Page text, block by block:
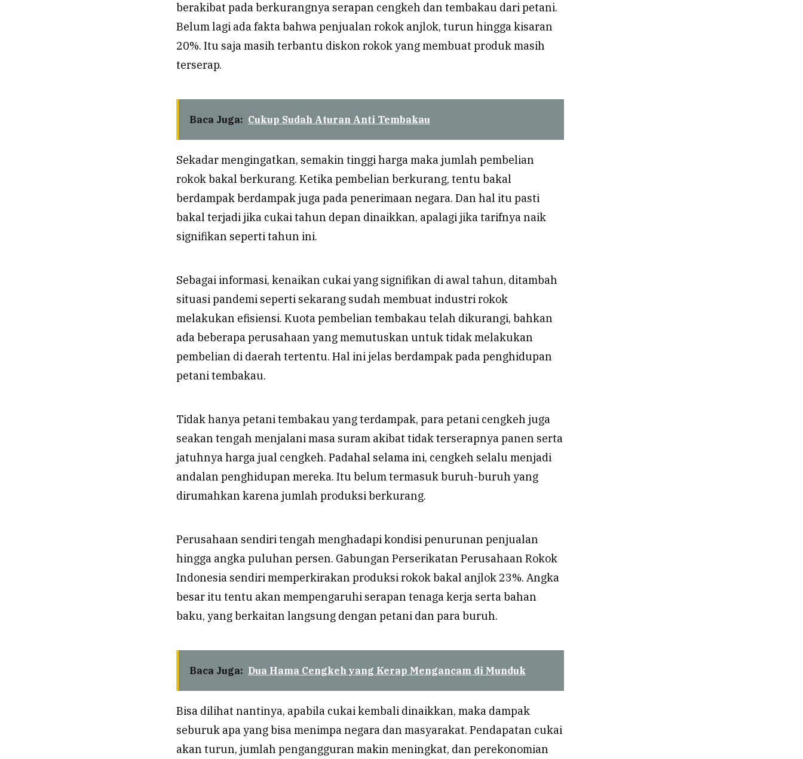
berakibat pada berkurangnya serapan cengkeh dan tembakau dari petani.
Belum lagi ada fakta bahwa penjualan rokok anjlok, turun hingga kisaran
20%. Itu saja masih terbantu diskon rokok yang membuat produk masih
terserap.
Baca Juga: Cukup Sudah Aturan Anti Tembakau
Sekadar mengingatkan, semakin tinggi harga maka jumlah pembelian
rokok bakal berkurang. Ketika pembelian berkurang, tentu bakal
berdampak berdampak juga pada penerimaan negara. Dan hal itu pasti
bakal terjadi jika cukai tahun depan dinaikkan, apalagi jika tarifnya naik
signifikan seperti tahun ini.
Sebagai informasi, kenaikan cukai yang signifikan di awal tahun, ditambah
situasi pandemi seperti sekarang sudah membuat industri rokok
melakukan efisiensi. Kuota pembelian tembakau telah dikurangi, bahkan
ada beberapa perusahaan yang memutuskan untuk tidak melakukan
pembelian di daerah tertentu. Hal ini jelas berdampak pada penghidupan
petani tembakau.
Tidak hanya petani tembakau yang terdampak, para petani cengkeh juga
seakan tengah menjalani masa suram akibat tidak terserapnya panen serta
jatuhnya harga jual cengkeh. Padahal selama ini, cengkeh selalu menjadi
andalan penghidupan mereka. Itu belum termasuk buruh-buruh yang
dirumahkan karena jumlah produksi berkurang.
Perusahaan sendiri tengah menghadapi kondisi penurunan penjualan
hingga angka puluhan persen. Gabungan Perserikatan Perusahaan Rokok
Indonesia sendiri memperkirakan produksi rokok bakal anjlok 23%. Angka
besar itu tentu akan mempengaruhi serapan tenaga kerja serta bahan
baku, yang berkaitan langsung dengan petani dan para buruh.
Baca Juga: Dua Hama Cengkeh yang Kerap Mengancam di Munduk
Bisa dilihat nantinya, apabila cukai kembali dinaikkan, maka dampak
seburuk apa yang bisa menimpa negara dan masyarakat. Pendapatan cukai
akan turun, jumlah pengangguran makin meningkat, dan perekonomian